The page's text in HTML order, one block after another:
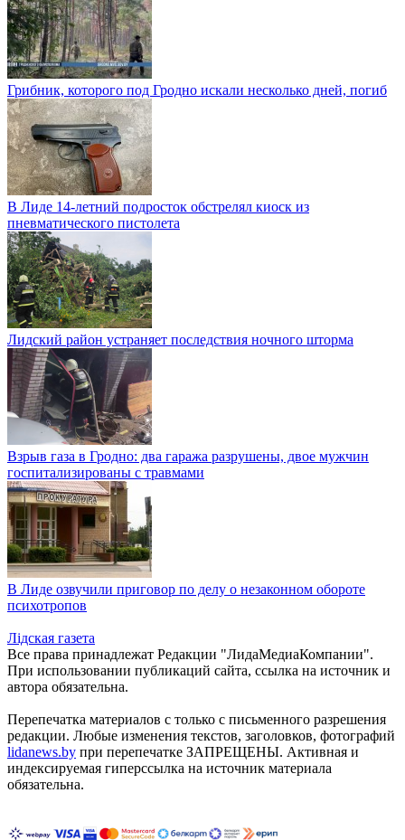
Грибник, которого под Гродно искали несколько дней, погиб
В Лиде 14-летний подросток обстрелял киоск из
пневматического пистолета
Лидский район устраняет последствия ночного шторма
Взрыв газа в Гродно: два гаража разрушены, двое мужчин
госпитализированы с травмами
В Лиде озвучили приговор по делу о незаконном обороте
психотропов
Лiдская газета
Все права принадлежат Редакции "ЛидаМедиаКомпании".
При использовании публикаций сайта, ссылка на источник и
автора обязательна.
Перепечатка материалов c только с письменного разрешения
редакции. Любые изменения текстов, заголовков, фотографий
lidanews.by при перепечатке ЗАПРЕЩЕНЫ. Активная и
индексируемая гиперссылка на источник материала
обязательна.